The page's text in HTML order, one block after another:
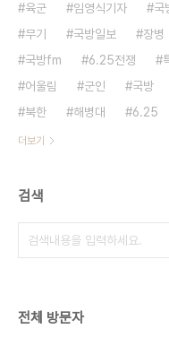
육군 임영식기자 국
무기
국방일보 장병
국방fm
6.25전쟁
어울림
군인 국방
북한
해병대 6.25
더보기
검색
전체 방문자